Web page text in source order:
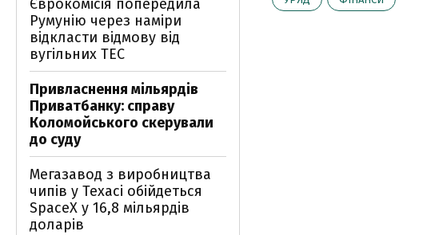
Єврокомісія попередила
Румунію через наміри
відкласти відмову від
вугільних ТЕС
Привласнення мільярдів
Приватбанку: справу
Коломойського скерували
до суду
Мегазавод з виробництва
чипів у Техасі обійдеться
SpaceX у 16,8 мільярдів
доларів